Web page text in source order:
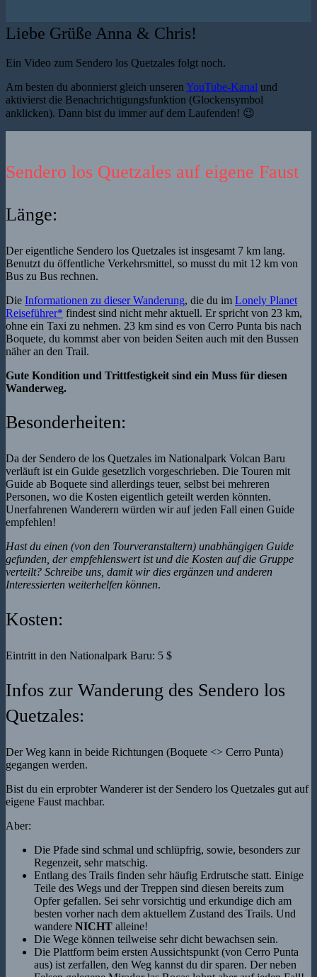
Liebe Grüße Anna & Chris!
Ein Video zum Sendero los Quetzales folgt noch.
Am besten du abonnierst gleich unseren YouTube-Kanal und
aktivierst die Benachrichtigungsfunktion (Glockensymbol
anklicken). Dann bist du immer auf dem Laufenden! 😉
Sendero los Quetzales auf eigene Faust
Länge:
Der eigentliche Sendero los Quetzales ist insgesamt 7 km lang.
Benutzt du öffentliche Verkehrsmittel, so musst du mit 12 km von
Bus zu Bus rechnen.
Die Informationen zu dieser Wanderung, die du im Lonely Planet
Reiseführer* findest sind nicht mehr aktuell. Er spricht von 23 km,
ohne ein Taxi zu nehmen. 23 km sind es von Cerro Punta bis nach
Boquete, du kommst aber von beiden Seiten auch mit den Bussen
näher an den Trail.
Gute Kondition und Trittfestigkeit sind ein Muss für diesen
Wanderweg.
Besonderheiten:
Da der Sendero de los Quetzales im Nationalpark Volcan Baru
verläuft ist ein Guide gesetzlich vorgeschrieben. Die Touren mit
Guide ab Boquete sind allerdings teuer, selbst bei mehreren
Personen, wo die Kosten eigentlich geteilt werden könnten.
Unerfahrenen Wanderern würden wir auf jeden Fall einen Guide
empfehlen!
Hast du einen (von den Tourveranstaltern) unabhängigen Guide
gefunden, der empfehlenswert ist und die Kosten auf die Gruppe
verteilt? Schreibe uns, damit wir dies ergänzen und anderen
Interessierten weiterhelfen können.
Kosten:
Eintritt in den Nationalpark Baru: 5 $
Infos zur Wanderung des Sendero los
Quetzales:
Der Weg kann in beide Richtungen (Boquete <> Cerro Punta)
gegangen werden.
Bist du ein erprobter Wanderer ist der Sendero los Quetzales gut auf
eigene Faust machbar.
Aber:
Die Pfade sind schmal und schlüpfrig, sowie, besonders zur
Regenzeit, sehr matschig.
Entlang des Trails finden sehr häufig Erdrutsche statt. Einige
Teile des Wegs und der Treppen sind diesen bereits zum
Opfer gefallen. Sei sehr vorsichtig und erkundige dich am
besten vorher nach dem aktuellem Zustand des Trails. Und
wandere NICHT alleine!
Die Wege können teilweise sehr dicht bewachsen sein.
Die Plattform beim ersten Aussichtspunkt (von Cerro Punta
aus) ist zerfallen, den Weg kannst du dir sparen. Der neben